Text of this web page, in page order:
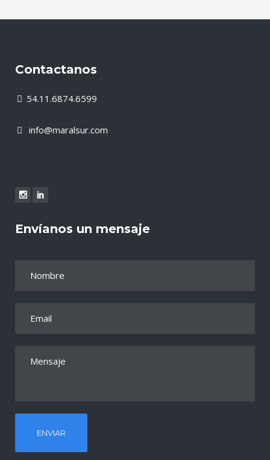
Contactanos
54.11.6874.6599
info@maralsur.com
Envíanos un mensaje